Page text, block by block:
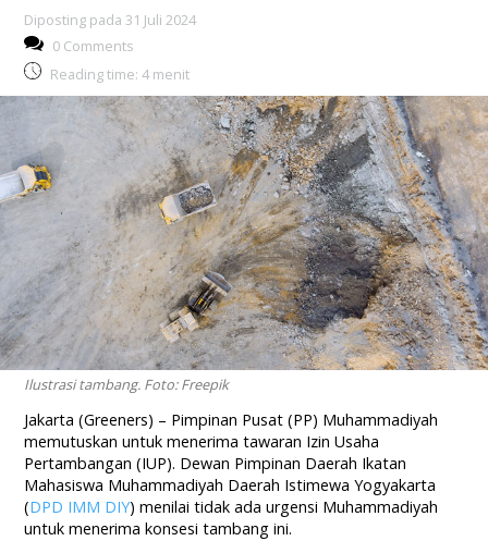
Diposting pada 31 Juli 2024
0 Comments
Reading time: 4 menit
Ilustrasi tambang. Foto: Freepik
Jakarta (Greeners) – Pimpinan Pusat (PP) Muhammadiyah
memutuskan untuk menerima tawaran Izin Usaha
Pertambangan (IUP). Dewan Pimpinan Daerah Ikatan
Mahasiswa Muhammadiyah Daerah Istimewa Yogyakarta
(DPD IMM DIY) menilai tidak ada urgensi Muhammadiyah
untuk menerima konsesi tambang ini.